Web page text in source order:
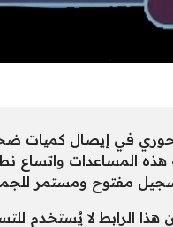
محوري في إيصال كميات
المساعدات واتساع
مفتوح ومستمر
الرابط لا يُستخدم